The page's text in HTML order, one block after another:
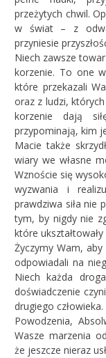
przeżytych chwil.
w świat – z
przyniesie
Niech zawsze
korzenie. To one
które przekazali
oraz z ludzi,
korzenie dają
przypominają, kim
Macie także
wiary we własne
Wznoście się
wyzwania i
prawdziwa siła nie
tym, by nigdy nie
które
Życzymy Wam, aby
odpowiadali na
Niech każda
doświadczenie
drugiego człowieka.
Powodzenia,
Wasze marzenia
że jeszcze nieraz